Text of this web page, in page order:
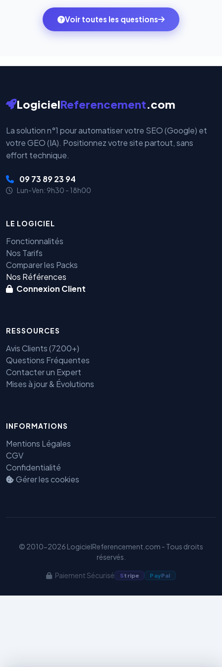
ambitions du moment — sans perdre vos données ni
votre historique.
monde. Vos données bancaires ne transitent jamais
par nos serveurs — elles sont gérées directement et
Voir toutes les questions
LogicielReferencement.com
La solution n°1 pour automatiser votre SEO (Google) et
votre GEO (IA). Positionnez votre site partout, sans
effort technique.
09 73 89 23 94
Lun-Ven: 9h30 - 18h00
LE LOGICIEL
Fonctionnalités
Nos Tarifs
Comparer les Packs
Nos Références
Connexion Client
RESSOURCES
Avis Clients (7200+)
Questions Fréquentes
Contacter un Expert
Mises à jour & Évolutions
INFORMATIONS
Mentions Légales
CGV
Confidentialité
Gérer les cookies
© 2010-2026 LogicielReferencement.com - Tous droits
réservés.
Paiement Sécurisé Stripe PayPal